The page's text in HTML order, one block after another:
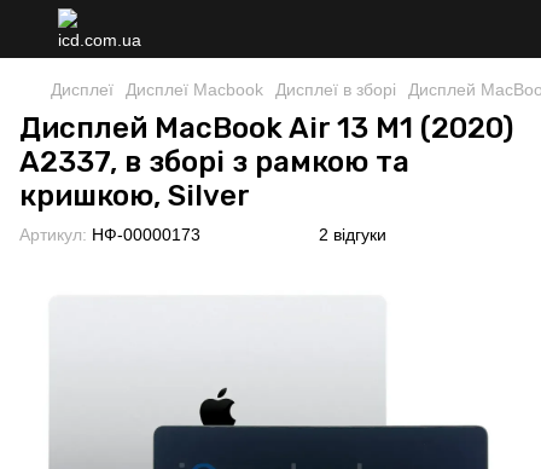
Дисплеї Дисплеї Macbook Дисплеї в зборі Дисплей
Дисплей MacBook Air 13 M1 (2020)
A2337, в зборі з рамкою та
кришкою, Silver
Артикул: НФ-00000173 2 відгуки